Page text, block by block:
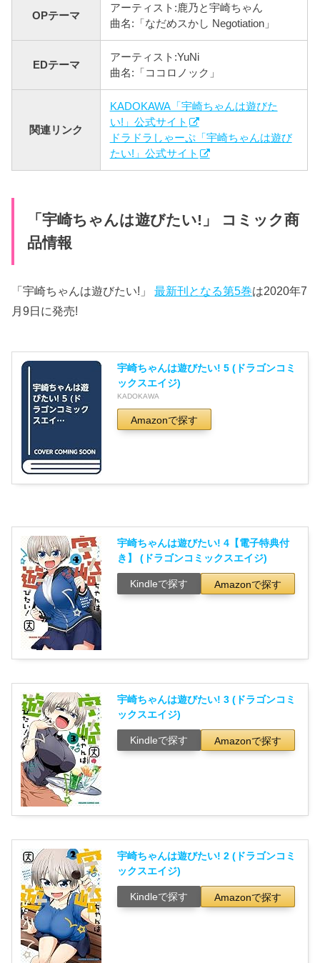
OPテーマ
アーティスト:鹿乃と宇崎ちゃん
曲名:「なだめスかし Negotiation」
EDテーマ
アーティスト:YuNi
曲名:「ココロノック」
関連リンク
KADOKAWA「宇崎ちゃんは遊びた
い!」公式サイト
ドラドラしゃーぷ「宇崎ちゃんは遊び
たい!」公式サイト
「宇崎ちゃんは遊びたい!」 コミック商
品情報
「宇崎ちゃんは遊びたい!」最新刊となる第5巻は2020年7
月9日に発売!
宇崎ちゃんは遊びたい! 5 (ドラゴンコミ
ックスエイジ)
KADOKAWA
Amazonで探す
宇崎ちゃんは遊びたい! 4【電子特典付
き】 (ドラゴンコミックスエイジ)
Kindleで探す Amazonで探す
宇崎ちゃんは遊びたい! 3 (ドラゴンコミ
ックスエイジ)
Kindleで探す Amazonで探す
宇崎ちゃんは遊びたい! 2 (ドラゴンコミ
ックスエイジ)
Kindleで探す Amazonで探す